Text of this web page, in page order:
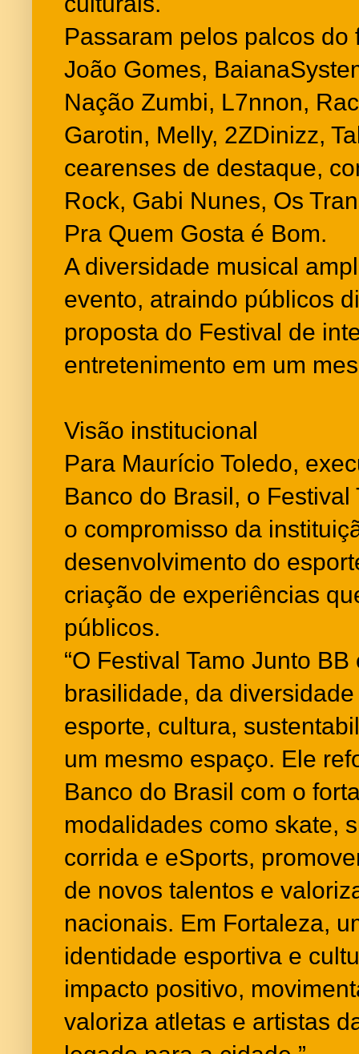
Passaram pelos palcos do
João Gomes,
Nação Zumbi, L7nnon,
Garotin, Melly, 2ZDinizz,
cearenses de destaque,
Rock, Gabi Nunes, Os
Pra Quem Gosta é Bom.
A diversidade musical
evento, atraindo públicos
proposta do Festival de
entretenimento em um
Visão institucional
Para Maurício Toledo,
Banco do Brasil, o
o compromisso da
desenvolvimento do
criação de experiências
públicos.
“O Festival Tamo Junto
brasilidade, da
esporte, cultura,
um mesmo espaço. Ele
Banco do Brasil com o
modalidades como skate,
corrida e eSports,
de novos talentos e
nacionais. Em Fortaleza,
identidade esportiva e
impacto positivo,
valoriza atletas e artistas